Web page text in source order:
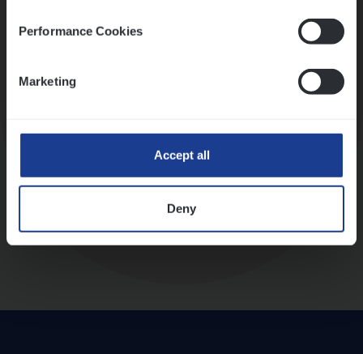
Performance Cookies
Marketing
Accept all
Deny